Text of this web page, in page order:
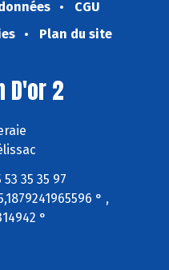
CGU
Plan du site
D'or 2
35 35 97
° ,
°